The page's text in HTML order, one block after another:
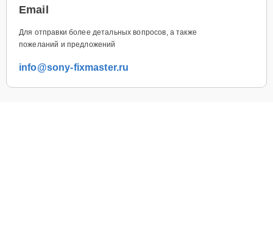
Email
Для отправки более детальных вопросов, а также
пожеланий и предложений
info@sony-fixmaster.ru